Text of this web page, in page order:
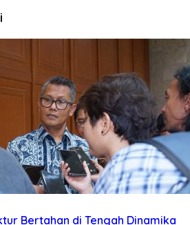
Bertahan di Tengah Dinamika